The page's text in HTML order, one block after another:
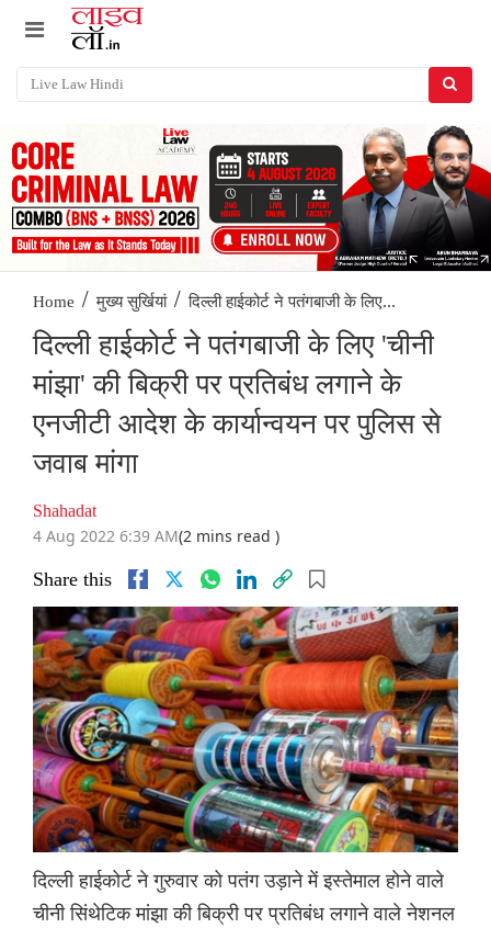
Home / मुख्य सुर्खियां / दिल्ली हाईकोर्ट ने पतंगबाजी के लिए...
दिल्ली हाईकोर्ट ने पतंगबाजी के लिए 'चीनी
मांझा' की बिक्री पर प्रतिबंध लगाने के
एनजीटी आदेश के कार्यान्वयन पर पुलिस से
जवाब मांगा
Shahadat
4 Aug 2022 6:39 AM(2 mins read )
Share this
दिल्ली हाईकोर्ट ने गुरुवार को पतंग उड़ाने में इस्तेमाल होने वाले
चीनी सिंथेटिक मांझा की बिक्री पर प्रतिबंध लगाने वाले नेशनल